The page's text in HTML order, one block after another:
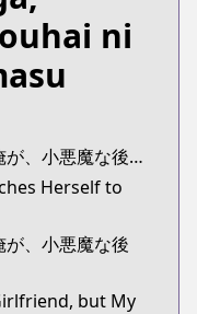
ni
ja:カノジョに浮気されていた俺が、小悪魔な後輩に懐かれています
Herself to
、小悪魔な後
but My